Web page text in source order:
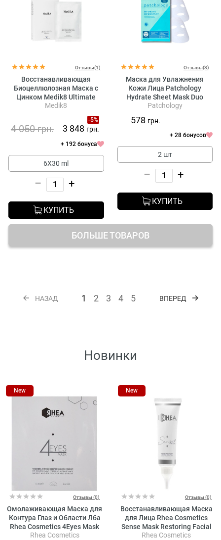
Отзывы(1)
Восстанавливающая
Биоцеллюлозная Маска с
Цинком Medik8 Ultimate
Recovery Bio Cellulose Mask
Medik8
-5%
4 050грн. 3 848 грн.
+ 192 бонуса
6X30 ml
– +
КУПИТЬ
Отзывы(3)
Маска для Увлажнения
Кожи Лица Patchology
Hydrate Sheet Mask Duo
Patchology
578 грн.
+ 28 бонусов
2 шт
– +
КУПИТЬ
БОЛЬШЕ ТОВАРОВ
НАЗАД 1 2 3 4 5 ВПЕРЕД
Новинки
New
Отзывы (0)
Омолаживающая Маска для
Контура Глаз и Области Лба
Rhea Cosmetics 4Eyes Mask
Eye Contour And Forehead
Rhea Cosmetics
New
Отзывы (0)
Восстанавливающая Маска
для Лица Rhea Cosmetics
Sense Mask Restoring Facial
Mask
Rhea Cosmetics